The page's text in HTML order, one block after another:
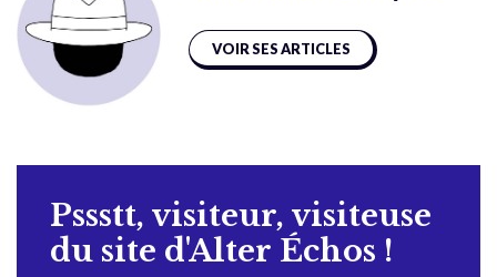
VOIR SES ARTICLES
Pssstt, visiteur, visiteuse
du site d'Alter Échos !